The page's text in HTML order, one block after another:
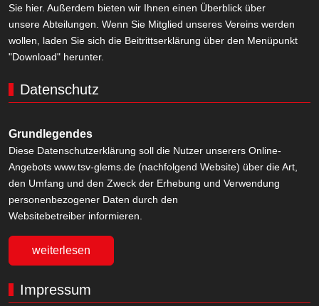
Sie hier. Außerdem bieten wir Ihnen einen Überblick über
unsere Abteilungen. Wenn Sie Mitglied unseres Vereins werden
wollen, laden Sie sich die Beitrittserklärung über den Menüpunkt
"Download" herunter.
Datenschutz
Grundlegendes
Diese Datenschutzerklärung soll die Nutzer unserers Online-
Angebots www.tsv-glems.de (nachfolgend Website) über die Art,
den Umfang und den Zweck der Erhebung und Verwendung
personenbezogener Daten durch den
Websitebetreiber informieren.
weiterlesen
Impressum